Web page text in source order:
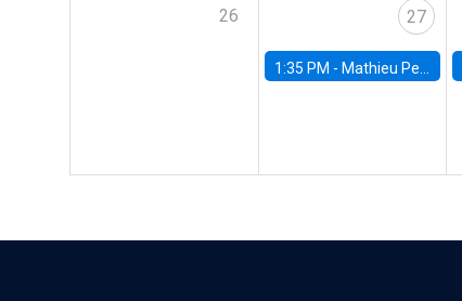
26 27
1:35 PM - Mathieu Pedemonte, IDB